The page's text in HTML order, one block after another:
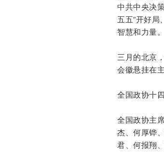
中共中央决
五五”开好
智慧和力量。
三月的北京
会徽悬挂在
全国政协十
全国政协主
杰、何厚铧
君、何报翔